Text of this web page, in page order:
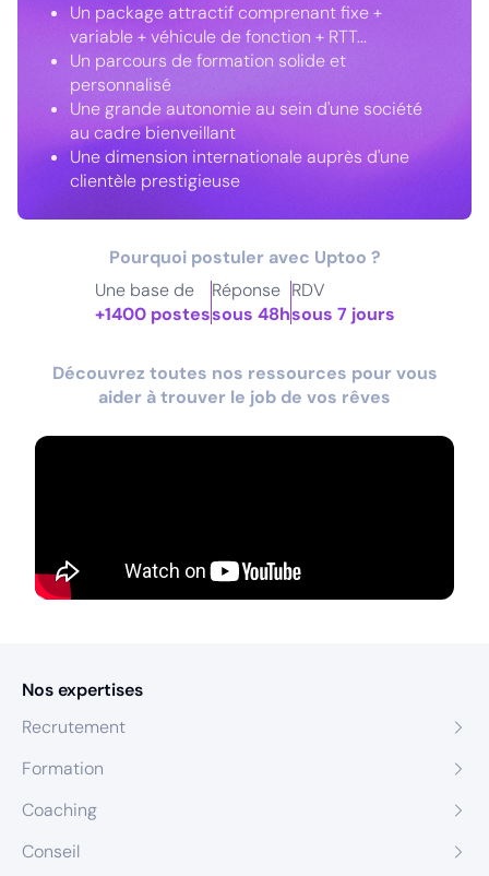
Un package attractif comprenant fixe +
variable + véhicule de fonction + RTT...
Un parcours de formation solide et
personnalisé
Une grande autonomie au sein d'une société
au cadre bienveillant
Une dimension internationale auprès d'une
clientèle prestigieuse
Pourquoi postuler avec Uptoo ?
Une base de
+1400 postes
Réponse
sous 48h
RDV
sous 7 jours
Découvrez toutes nos ressources pour vous
aider à trouver le job de vos rêves
Nos expertises
Recrutement
Formation
Coaching
Conseil